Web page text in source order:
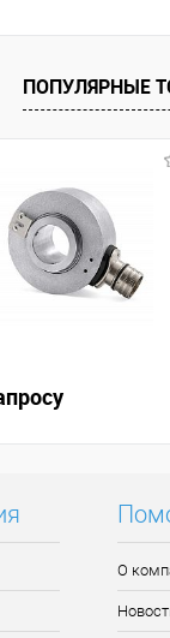
ПОПУЛЯРНЫЕ
О